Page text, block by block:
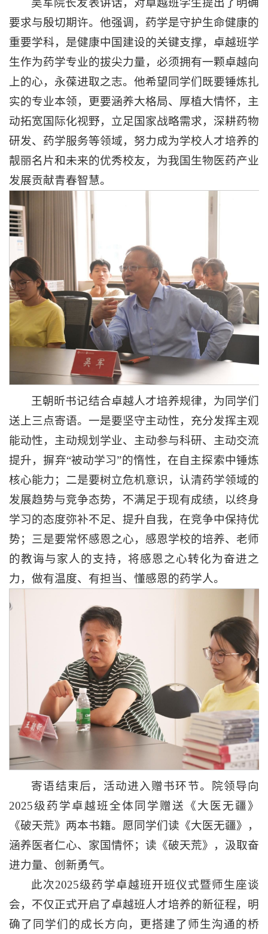
吴军院长发表讲话，对卓越班学生提出了明确
要求与殷切期许。他强调，药学是守护生命健康的
重要学科，是健康中国建设的关键支撑，卓越班学
生作为药学专业的拔尖力量，必须拥有一颗卓越向
上的心，永葆进取之志。他希望同学们既要锤炼扎
实的专业本领，更要涵养大格局、厚植大情怀，主
动拓宽国际化视野，立足国家战略需求，深耕药物
研发、药学服务等领域，努力成为学校人才培养的
靓丽名片和未来的优秀校友，为我国生物医药产业
发展贡献青春智慧。
王朝昕书记结合卓越人才培养规律，为同学们
送上三点寄语。一是要坚守主动性，充分发挥主观
能动性，主动规划学业、主动参与科研、主动交流
提升，摒弃“被动学习”的惰性，在自主探索中锤炼
核心能力；二是要树立危机意识，认清药学领域的
发展趋势与竞争态势，不满足于现有成绩，以终身
学习的态度弥补不足、提升自我，在竞争中保持优
势；三是要常怀感恩之心，感恩学校的培养、老师
的教诲与家人的支持，将感恩之心转化为奋进之
力，做有温度、有担当、懂感恩的药学人。
寄语结束后，活动进入赠书环节。院领导向
2025级药学卓越班全体同学赠送《大医无疆》
《破天荒》两本书籍。愿同学们读《大医无疆》，
涵养医者仁心、家国情怀；读《破天荒》，汲取奋
进力量、创新勇气。
此次2025级药学卓越班开班仪式暨师生座谈
会，不仅正式开启了卓越班人才培养的新征程，明
确了同学们的成长方向，更搭建了师生沟通的桥